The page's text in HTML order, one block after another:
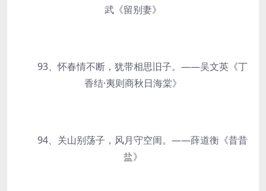
武《留别妻》
93、怀春情不断，犹带相思旧子。——吴文英《丁
香结·夷则商秋日海棠》
94、关山别荡子，风月守空闺。——薛道衡《昔昔
盐》